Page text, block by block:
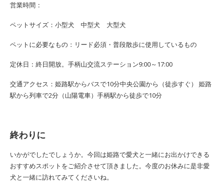
営業時間：
ペットサイズ：小型犬 中型犬 大型犬
ペットに必要なもの：リード必須・普段散歩に使用しているもの
定休日：終日開放。手柄山交流ステーション9:00～17:00
交通アクセス：姫路駅からバスで10分中央公園から（徒歩すぐ） 姫路
駅から列車で2分（山陽電車）手柄駅から徒歩で10分
終わりに
いかがでしたでしょうか。今回は姫路で愛犬と一緒にお出かけできる
おすすめスポットをご紹介させて頂きました。今度のお休みに是非愛
犬と一緒に訪れてみてくださいね。